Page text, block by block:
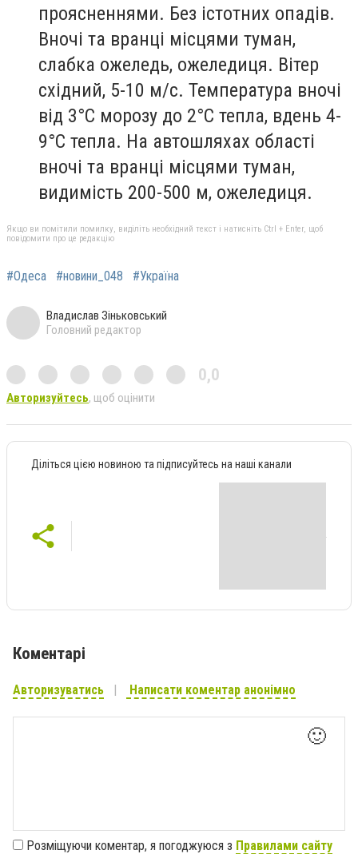
проясненнями. Без істотних опадів.
Вночі та вранці місцями туман,
слабка ожеледь, ожеледиця. Вітер
східний, 5-10 м/с. Температура вночі
від 3°С морозу до 2°С тепла, вдень 4-
9°С тепла. На автошляхах області
вночі та вранці місцями туман,
видимість 200-500 м, ожеледиця.
Якщо ви помітили помилку, виділіть необхідний текст і натисніть Ctrl + Enter, щоб
повідомити про це редакцію
#Одеса #новини_048 #Україна
Владислав Зіньковський
Головний редактор
0,0
Авторизуйтесь, щоб оцінити
Діліться цією новиною та підписуйтесь на наші канали
Коментарі
Авторизуватись Написати коментар анонімно
🙂
Розміщуючи коментар, я погоджуюся з Правилами сайту